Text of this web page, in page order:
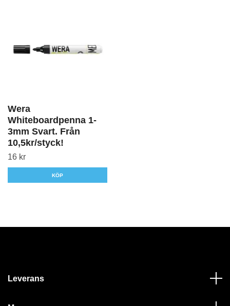
Wera
Whiteboardpenna 1-
3mm Svart. Från
10,5kr/styck!
16 kr
KÖP
Leverans